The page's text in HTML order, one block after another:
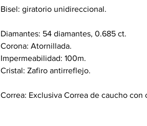
Bisel: giratorio unidireccional.
Diamantes: 54 diamantes, 0.685 ct.
Corona: Atornillada.
Impermeabilidad: 100m.
Cristal: Zafiro antirreflejo.
Correa: Exclusiva Correa de caucho con